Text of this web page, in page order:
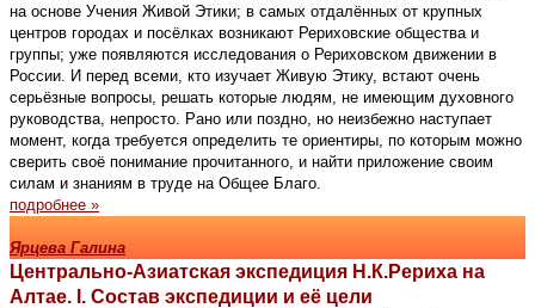
на основе Учения Живой Этики; в самых отдалённых от крупных
центров городах и посёлках возникают Рериховские общества и
группы; уже появляются исследования о Рериховском движении в
России. И перед всеми, кто изучает Живую Этику, встают очень
серьёзные вопросы, решать которые людям, не имеющим духовного
руководства, непросто. Рано или поздно, но неизбежно наступает
момент, когда требуется определить те ориентиры, по которым можно
сверить своё понимание прочитанного, и найти приложение своим
силам и знаниям в труде на Общее Благо.
подробнее »
Ярцева Галина
Центрально-Азиатская экспедиция Н.К.Рериха на
Алтае. I. Состав экспедиции и её цели